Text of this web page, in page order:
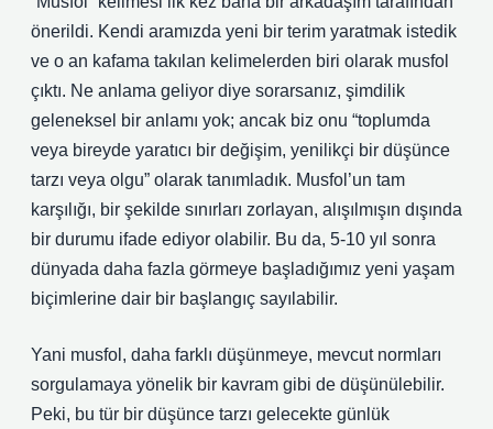
önerildi. Kendi aramızda yeni bir terim yaratmak istedik
ve o an kafama takılan kelimelerden biri olarak musfol
çıktı. Ne anlama geliyor diye sorarsanız, şimdilik
geleneksel bir anlamı yok; ancak biz onu “toplumda
veya bireyde yaratıcı bir değişim, yenilikçi bir düşünce
tarzı veya olgu” olarak tanımladık. Musfol’un tam
karşılığı, bir şekilde sınırları zorlayan, alışılmışın dışında
bir durumu ifade ediyor olabilir. Bu da, 5-10 yıl sonra
dünyada daha fazla görmeye başladığımız yeni yaşam
biçimlerine dair bir başlangıç sayılabilir.
Yani musfol, daha farklı düşünmeye, mevcut normları
sorgulamaya yönelik bir kavram gibi de düşünülebilir.
Peki, bu tür bir düşünce tarzı gelecekte günlük